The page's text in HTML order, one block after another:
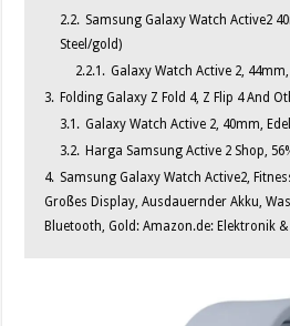
2.2. Samsung Galaxy Watch Active2
Steel/gold)
2.2.1. Galaxy Watch Active 2, 44mm,
3. Folding Galaxy Z Fold 4, Z Flip 4 And
3.1. Galaxy Watch Active 2, 40mm,
3.2. Harga Samsung Active 2 Shop,
4. Samsung Galaxy Watch Active2,
Großes Display, Ausdauernder Akku,
Bluetooth, Gold: Amazon.de: Elektronik &